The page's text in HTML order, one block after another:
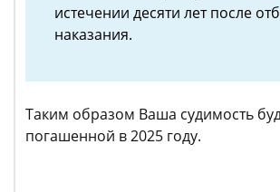
истечении десяти лет после
наказания.
Таким образом Ваша судимость
погашенной в 2025 году.